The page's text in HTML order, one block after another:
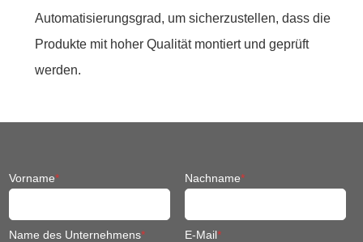
Automatisierungsgrad, um sicherzustellen, dass die
Produkte mit hoher Qualität montiert und geprüft
werden.
Vorname* Nachname*
Name des Unternehmens* E-Mail*